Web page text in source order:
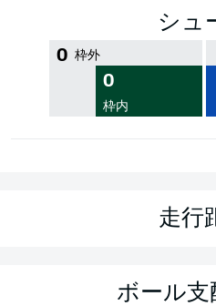
シュ
0 枠外
0
枠内
走行
ボール